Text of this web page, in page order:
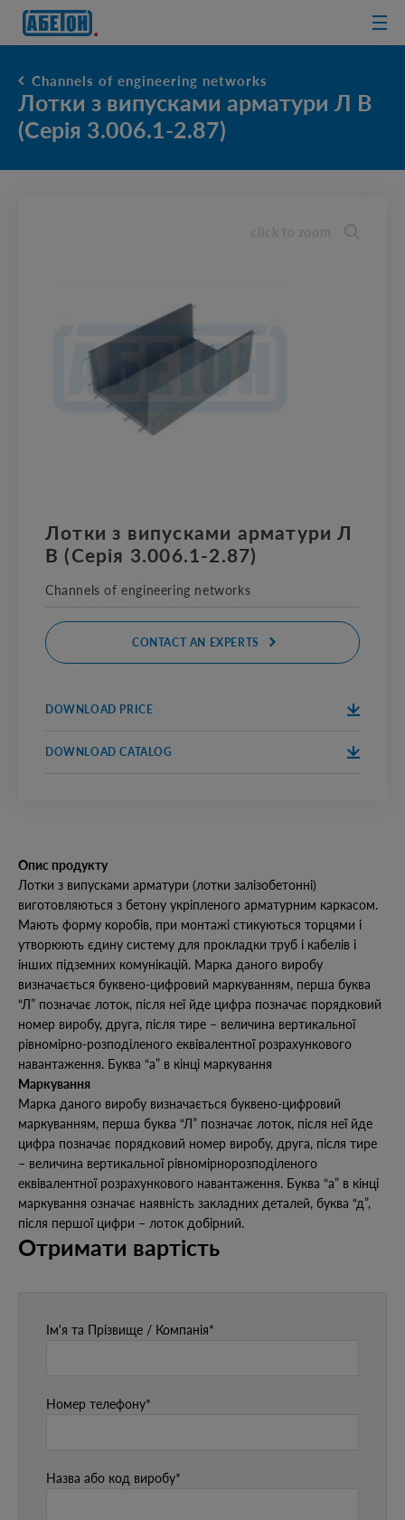
sewage
treatment
Channels of engineering networks
Лотки з випусками арматури Л В
(Серія 3.006.1-2.87)
Опис продукту
Лотки з випусками арматури (лотки залізобетонні)
виготовляються з бетону укріпленого арматурним каркасом.
Мають форму коробів, при монтажі стикуються торцями і
утворюють єдину систему для прокладки труб і кабелів і
інших підземних комунікацій. Марка даного виробу
визначається буквено-цифровий маркуванням, перша буква
“Л” позначає лоток, після неї йде цифра позначає порядковий
номер виробу, друга, після тире – величина вертикальної
рівномірно-розподіленого еквівалентної розрахункового
навантаження. Буква “а” в кінці маркування
Маркування
Марка даного виробу визначається буквено-цифровий
маркуванням, перша буква “Л” позначає лоток, після неї йде
цифра позначає порядковий номер виробу, друга, після тире
– величина вертикальної рівномірнорозподіленого
еквівалентної розрахункового навантаження. Буква “а” в кінці
маркування означає наявність закладних деталей, буква “д”,
після першої цифри – лоток добірний.
Отримати вартість
Ім'я та Прізвище / Компанія*
Номер телефону*
Назва або код виробу*
Лотки з випусками арматури Л
В (Серія 3.006.1-2.87)
Channels of engineering networks
CONTACT AN EXPERTS
DOWNLOAD PRICE
DOWNLOAD CATALOG